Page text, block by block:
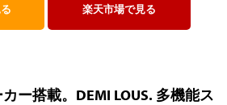
楽天市場で見る
ー搭載。DEMI LOUS. 多機能ス